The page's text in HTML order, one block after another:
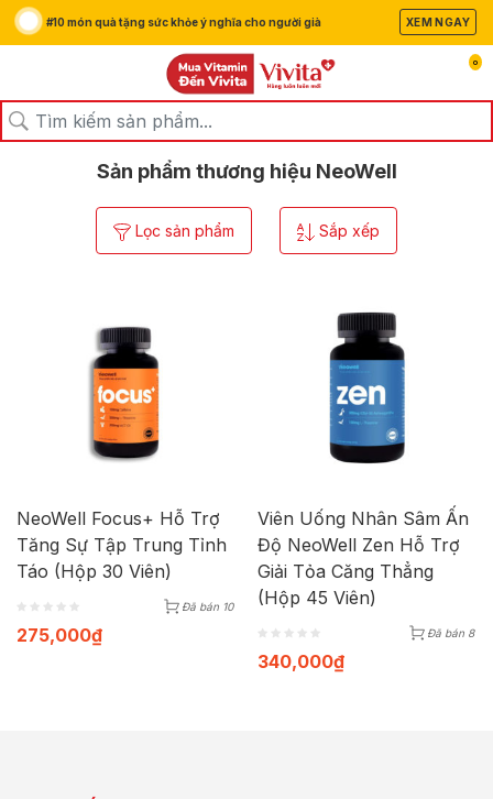
#10 món quà tặng sức khỏe ý nghĩa cho người già XEM NGAY
0
Trang chủ/Thương hiệu/
Sản phẩm thương hiệu NeoWell
Lọc sản phẩm Sắp xếp
NeoWell Focus+ Hỗ Trợ
Tăng Sự Tập Trung Tỉnh
Táo (Hộp 30 Viên)
Đã bán 10
275,000₫
Viên Uống Nhân Sâm Ấn
Độ NeoWell Zen Hỗ Trợ
Giải Tỏa Căng Thẳng
(Hộp 45 Viên)
Đã bán 8
340,000₫